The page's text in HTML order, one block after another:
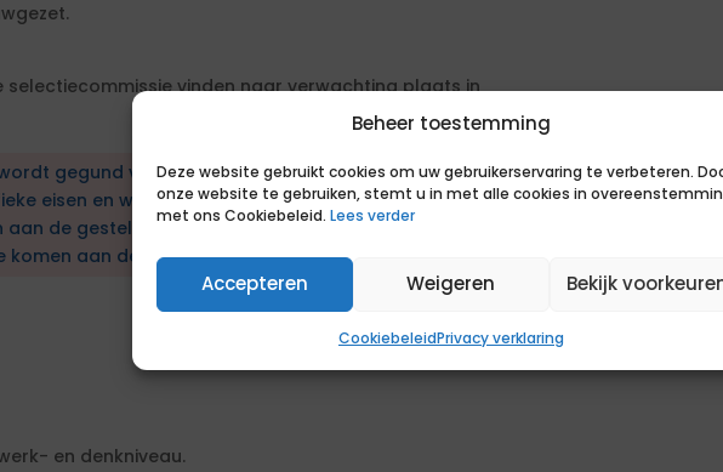
Beheer toestemming
Deze website gebruikt cookies om uw gebruikerservaring te verbeteren.
onze website te gebruiken, stemt u in met alle cookies in
met ons Cookiebeleid. Lees verder
Accepteren Weigeren Bekijk
CookiebeleidPrivacy verklaring
selectiecommissie vinden naar verwachting plaats in
gegund via een aanbestedingsprocedure. De
eisen en wensen geformuleerd. Om in aanmerking
de gestelde eisen. Daarnaast kun je extra punten
aan de wensen.
en denkniveau.